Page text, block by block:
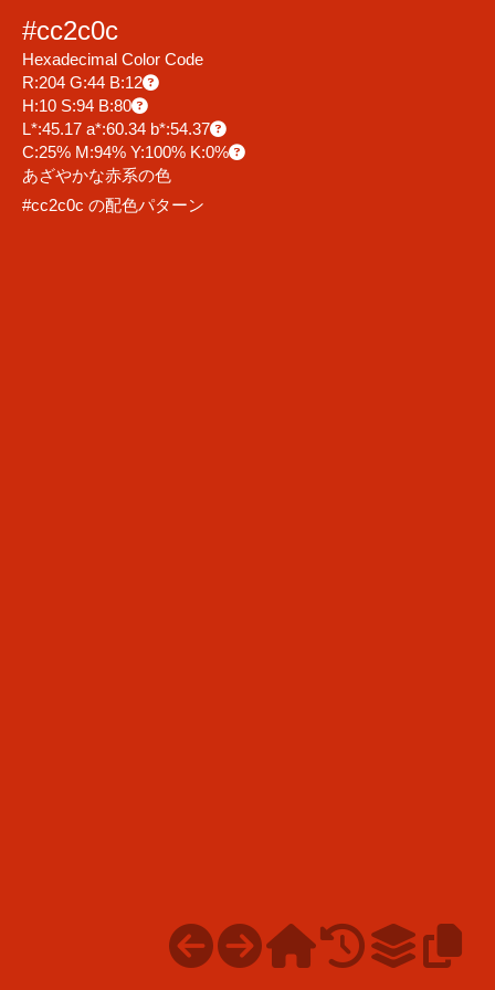
#cc2c0c
Hexadecimal Color Code
R:204 G:44 B:12
H:10 S:94 B:80
L*:45.17 a*:60.34 b*:54.37
C:25% M:94% Y:100% K:0%
あざやかな赤系の色
#cc2c0c の配色パターン